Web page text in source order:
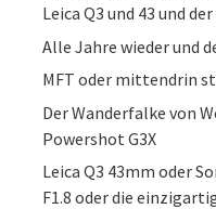
Leica Q3 und 43 und
Alle Jahre wieder und
MFT oder mittendrin
Der Wanderfalke von
Powershot G3X
Leica Q3 43mm oder
F1.8 oder die